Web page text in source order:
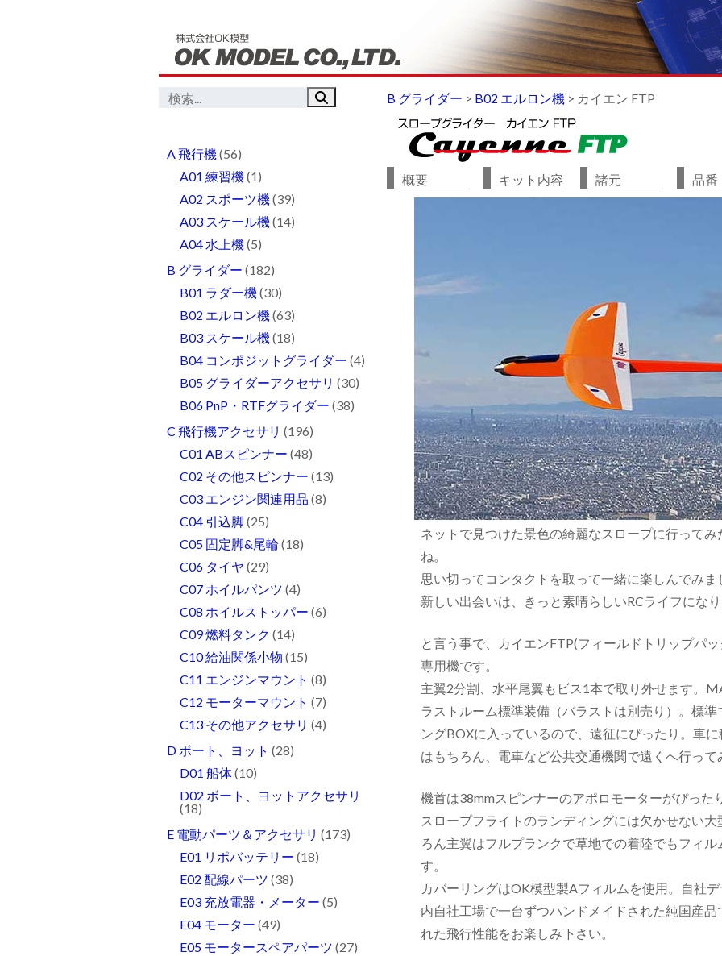
B グライダー > B02 エルロン機 > カイエン FTP
概要 キット内容 諸元 品番
ネットで見つけた景色の綺麗なスロープに行って
ね。
思い切ってコンタクトを取って一緒に楽しんでみま
新しい出会いは、きっと素晴らしいRCライフにな
と言う事で、カイエンFTP(フィールドトリップパ
専用機です。
主翼2分割、水平尾翼もビス1本で取り外せます。
ラストルーム標準装備（バラストは別売り）。標
ングBOXに入っているので、遠征にぴったり。車
はもちろん、電車など公共交通機関で遠くへ行っ
機首は38mmスピンナーのアポロモーターがぴった
スロープフライトのランディングには欠かせない
ろん主翼はフルプランクで草地での着陸でもフィ
す。
カバーリングはOK模型製Aフィルムを使用。自社
内自社工場で一台ずつハンドメイドされた純国産
れた飛行性能をお楽しみ下さい。
A 飛行機(56)
A01 練習機(1)
A02 スポーツ機(39)
A03 スケール機(14)
A04 水上機(5)
B グライダー (182)
B01 ラダー機(30)
B02 エルロン機(63)
B03 スケール機(18)
B04 コンポジットグライダー (4)
B05 グライダーアクセサリ (30)
B06 PnP・RTFグライダー (38)
C 飛行機アクセサリ (196)
C01 ABスピンナー (48)
C02 その他スピンナー (13)
C03 エンジン関連用品 (8)
C04 引込脚 (25)
C05 固定脚&尾輪(18)
C06 タイヤ (29)
C07 ホイルパンツ (4)
C08 ホイルストッパー (6)
C09 燃料タンク (14)
C10 給油関係小物 (15)
C11 エンジンマウント (8)
C12 モーターマウント (7)
C13 その他アクセサリ (4)
D ボート、ヨット (28)
D01 船体(10)
D02 ボート、ヨットアクセサリ
(18)
E 電動パーツ＆アクセサリ (173)
E01 リポバッテリー (18)
E02 配線パーツ (38)
E03 充放電器・メーター (5)
E04 モーター (49)
E05 モータースペアパーツ (27)